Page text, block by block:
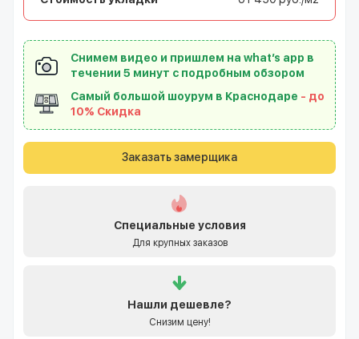
Снимем видео и пришлем на what’s app в
течении 5 минут с подробным обзором
Самый большой шоурум в Краснодаре - до
10% Скидка
Заказать замерщика
Специальные условия
Для крупных заказов
Нашли дешевле?
Снизим цену!